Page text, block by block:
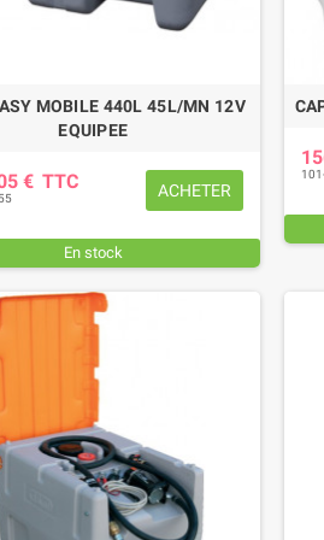
DE SERRAGE 27
€TTC
PATIN
MOBILE 440L 45L/MN 12V
EQUIPEE
€ TTC ACHETER
En stock